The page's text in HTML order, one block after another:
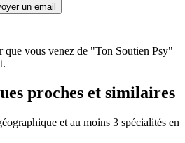
un email
que vous venez de "Ton Soutien Psy"
proches et similaires
et au moins 3 spécialités en